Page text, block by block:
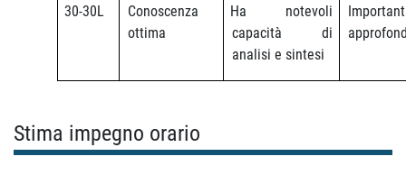
30-30L
Conoscenza
ottima
Ha notevoli
capacità di
analisi e sintesi
Stima impegno orario